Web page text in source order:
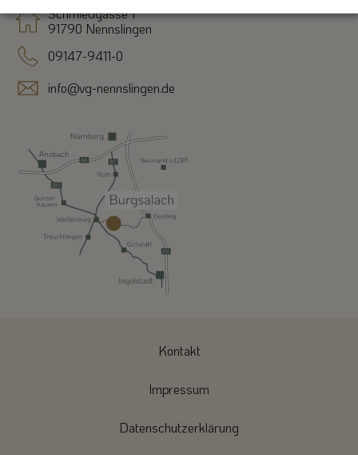
Schmiedgasse 1
91790 Nennslingen
09147-9411-0
info@vg-nennslingen.de
Kontakt
Impressum
Datenschutzerklärung